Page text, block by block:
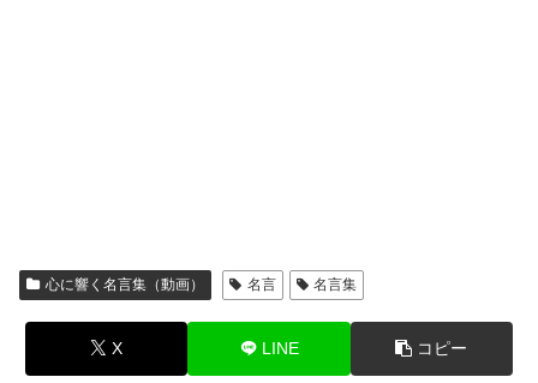
心に響く名言集（動画） 名言 名言集
X LINE コピー